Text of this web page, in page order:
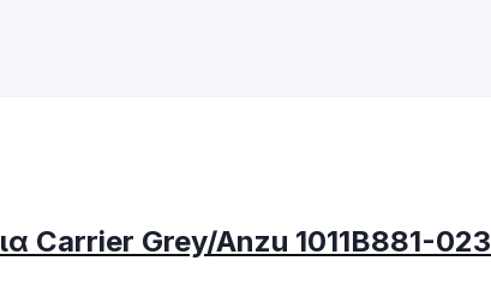
Carrier Grey/Anzu 1011B881-023